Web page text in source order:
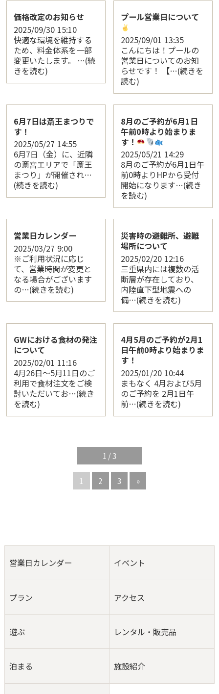
価格改定のお知らせ
2025/09/30 15:10
快適な環境を維持する
ため、料金体系を一部
変更いたします。 …(続
きを読む)
プール営業日について
2025/09/01 13:35
こんにちは！プールの
営業日についてのお知
らせです！ 【…(続きを
読む)
6月7日は斎王まつりで
す！
2025/05/27 14:55
6月7日（金）に、近隣
の斎宮エリアで「斎王
まつり」が開催され…
(続きを読む)
8月のご予約が6月1日
午前0時より始まりま
す！
2025/05/21 14:29
8月のご予約が6月1日午
前0時よりHPから受付
開始になります…(続き
を読む)
営業日カレンダー
2025/03/27 9:00
※ご利用状況に応じ
て、営業時間が変更と
なる場合がございます
の…(続きを読む)
災害時の避難所、避難
場所について
2025/02/20 12:16
三重県内には複数の活
断層が存在しており、
内陸直下型地震への
備…(続きを読む)
GWにおける食材の発注
について
2025/02/01 11:16
4月26日～5月11日のご
利用で食材注文をご検
討いただいてお…(続き
を読む)
4月5月のご予約が2月1
日午前0時より始まりま
す！
2025/01/20 10:44
まもなく 4月および5月
のご予約を 2月1日午
前…(続きを読む)
1 / 3
1 2 3 »
営業日カレンダー イベント
プラン アクセス
遊ぶ レンタル・販売品
泊まる 施設紹介